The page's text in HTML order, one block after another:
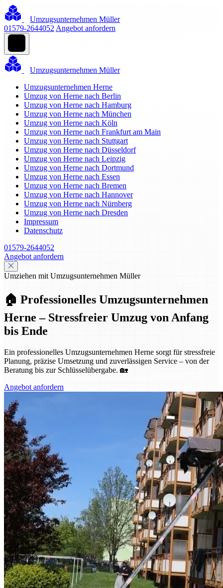
Umzugsunternehmen Müller
01579-2644052 Angebot anfordern
Umzugsunternehmen Müller
Umzugsunternehmen Herne
Umzug von Herne nach Berlin
Umzug von Herne nach Hamburg
Umzug von Herne nach München
Umzug von Herne nach Köln
Umzug von Herne nach Frankfurt am Main
Umzug von Herne nach Stuttgart
Umzug von Herne nach Düsseldorf
Umzug von Herne nach Leipzig
Umzug von Herne nach Dortmund
Umzug von Herne nach Essen
Umzug von Herne nach Bremen
Umzug von Herne nach Hannover
Umzug von Herne nach Nürnberg
Umzug von Herne nach Dresden
Impressum
Datenschutz
01579-2644052
Angebot anfordern
Umziehen mit Umzugsunternehmen Müller
🏠 Professionelles Umzugsunternehmen
Herne – Stressfreier Umzug von Anfang
bis Ende
Ein professionelles Umzugsunternehmen Herne sorgt für stressfreie
Planung, präzise Umsetzung und zuverlässigen Service – von der
Beratung bis zur Schlüsselübergabe. 🏡
Angebot anfordern